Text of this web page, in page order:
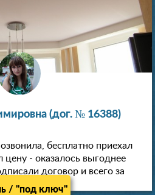
(дог. № 16388)
бесплатно приехал
- оказалось выгоднее
договор и всего за
потолки!
/ "под ключ"